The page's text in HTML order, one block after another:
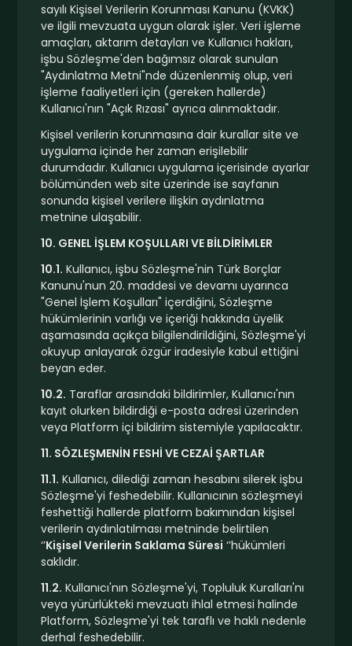
sayılı Kişisel Verilerin Korunması Kanunu (KVKK)
ve ilgili mevzuata uygun olarak işler. Veri işleme
amaçları, aktarım detayları ve Kullanıcı hakları,
işbu Sözleşme'den bağımsız olarak sunulan
"Aydınlatma Metni"nde düzenlenmiş olup, veri
işleme faaliyetleri için (gereken hallerde)
Kullanıcı'nın "Açık Rızası" ayrıca alınmaktadır.
Kişisel verilerin korunmasına dair kurallar site ve
uygulama içinde her zaman erişilebilir
durumdadır. Kullanıcı uygulama içerisinde ayarlar
bölümünden web site üzerinde ise sayfanın
sonunda kişisel verilere ilişkin aydınlatma
metnine ulaşabilir.
10. GENEL İŞLEM KOŞULLARI VE BİLDİRİMLER
10.1. Kullanıcı, işbu Sözleşme'nin Türk Borçlar
Kanunu'nun 20. maddesi ve devamı uyarınca
"Genel İşlem Koşulları" içerdiğini, Sözleşme
hükümlerinin varlığı ve içeriği hakkında üyelik
aşamasında açıkça bilgilendirildiğini, Sözleşme'yi
okuyup anlayarak özgür iradesiyle kabul ettiğini
beyan eder.
10.2. Taraflar arasındaki bildirimler, Kullanıcı'nın
kayıt olurken bildirdiği e-posta adresi üzerinden
veya Platform içi bildirim sistemiyle yapılacaktır.
11. SÖZLEŞMENİN FESHİ VE CEZAİ ŞARTLAR
11.1. Kullanıcı, dilediği zaman hesabını silerek işbu
Sözleşme'yi feshedebilir. Kullanıcının sözleşmeyi
feshettiği hallerde platform bakımından kişisel
verilerin aydınlatılması metninde belirtilen
‘’Kişisel Verilerin Saklama Süresi ‘’hükümleri
saklıdır.
11.2. Kullanıcı'nın Sözleşme'yi, Topluluk Kuralları'nı
veya yürürlükteki mevzuatı ihlal etmesi halinde
Platform, Sözleşme'yi tek taraflı ve haklı nedenle
derhal feshedebilir.